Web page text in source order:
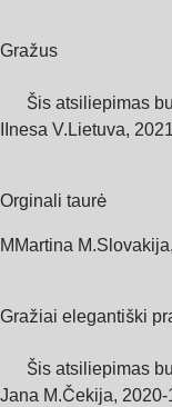
Gražus
Šis atsiliepimas
Inesa V.Lietuva,
Orginali taurė
M Martina M.Slovakija,
Gražiai elegantiški
Šis atsiliepimas
Jana M.Čekija,